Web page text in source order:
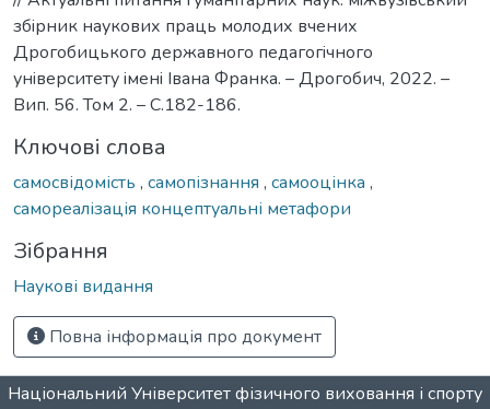
збiрник наукових праць молодих вчених
Дрогобицького державного педагогiчного
унiверситету iменi Iвана Франка. – Дрогобич, 2022. –
Вип. 56. Том 2. – С.182-186.
Ключові слова
самосвідомість , самопізнання , самооцінка ,
самореалізація концептуальні метафори
Зібрання
Наукові видання
Повна інформація про документ
Національний Університет фізичного виховання і спорту